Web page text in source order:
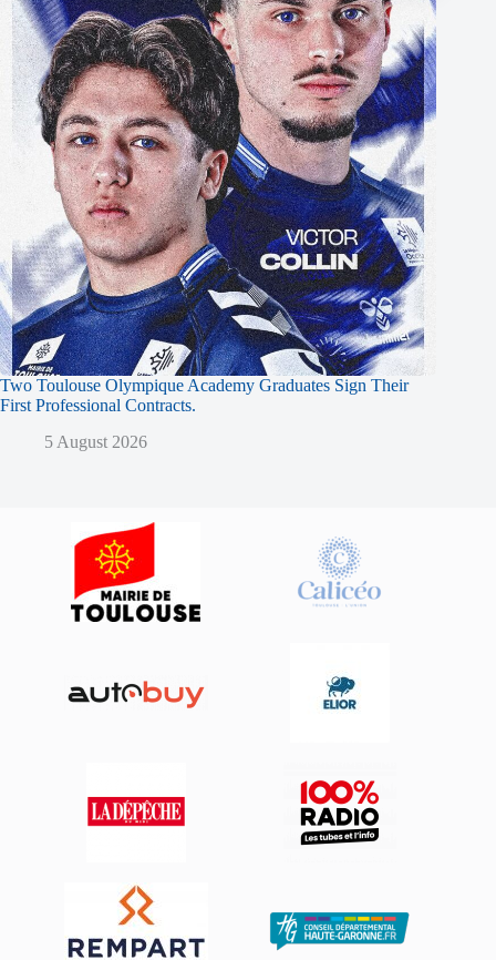
Two Toulouse Olympique Academy Graduates Sign Their
First Professional Contracts.
5 August 2026